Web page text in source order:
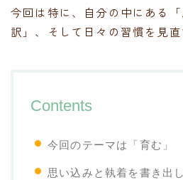
今回は特に、自分の中にある
訳」、そして日々の習慣を見直
Contents
今回のテーマは「育む」
思い込みと執着を書き出